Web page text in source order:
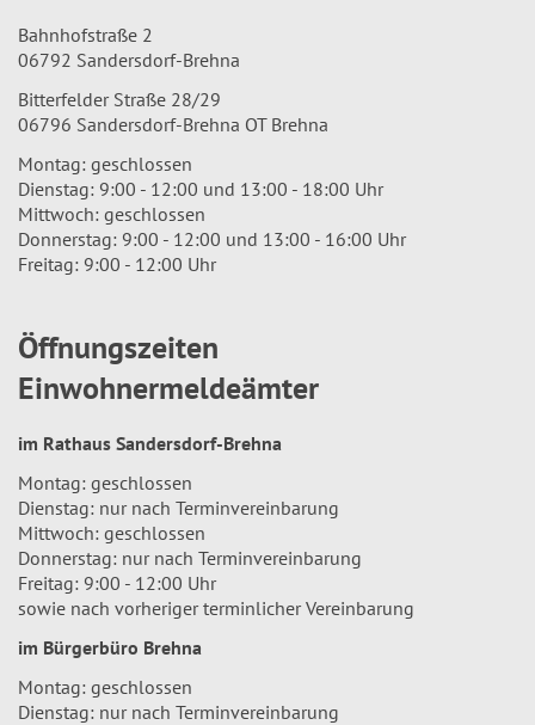
Bahnhofstraße 2
06792 Sandersdorf-Brehna
Bitterfelder Straße 28/29
06796 Sandersdorf-Brehna OT Brehna
Montag: geschlossen
Dienstag: 9:00 - 12:00 und 13:00 - 18:00 Uhr
Mittwoch: geschlossen
Donnerstag: 9:00 - 12:00 und 13:00 - 16:00 Uhr
Freitag: 9:00 - 12:00 Uhr
Öffnungszeiten
Einwohnermeldeämter
im Rathaus Sandersdorf-Brehna
Montag: geschlossen
Dienstag: nur nach Terminvereinbarung
Mittwoch: geschlossen
Donnerstag: nur nach Terminvereinbarung
Freitag: 9:00 - 12:00 Uhr
sowie nach vorheriger terminlicher Vereinbarung
im Bürgerbüro Brehna
Montag: geschlossen
Dienstag: nur nach Terminvereinbarung